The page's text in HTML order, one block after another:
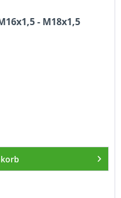
- M18x1,5